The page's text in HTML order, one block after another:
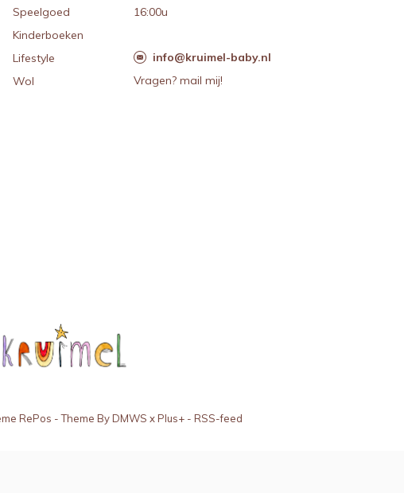
Speelgoed
Kinderboeken
Lifestyle
Wol
16:00u
info@kruimel-baby.nl
Vragen? mail mij!
RePos - Theme ByDMWS xPlus+ - RSS-feed